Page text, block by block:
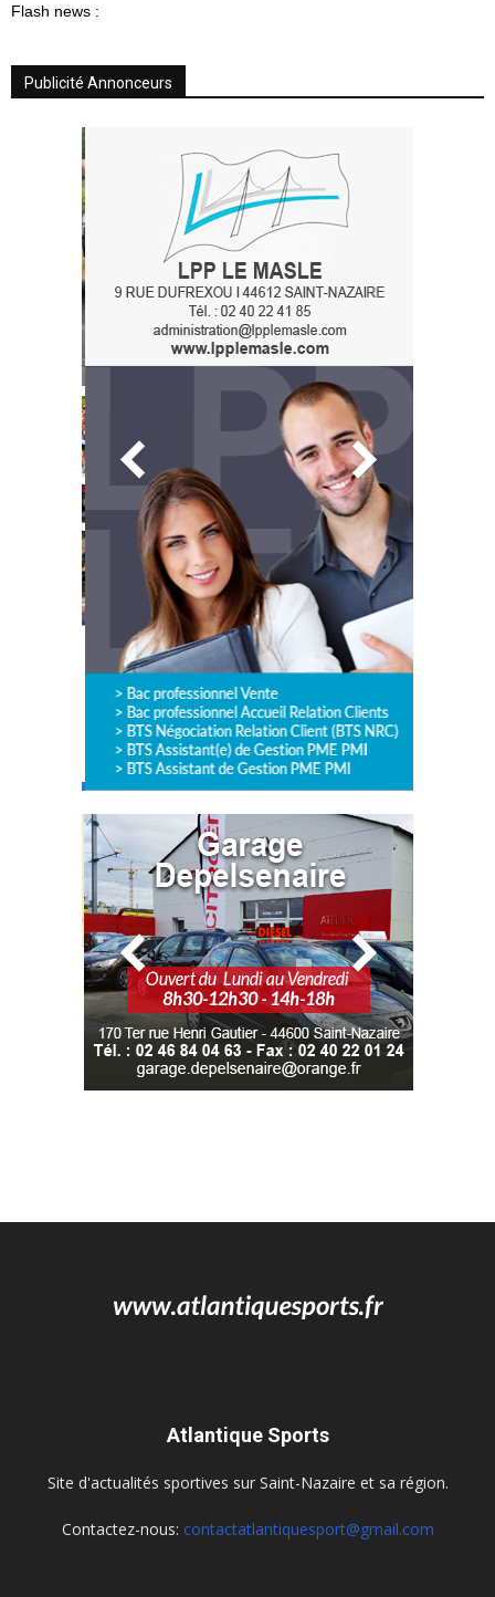
Flash news :
Publicité Annonceurs
Atlantique Sports
Site d'actualités sportives sur Saint-Nazaire et sa région.
Contactez-nous: contactatlantiquesport@gmail.com